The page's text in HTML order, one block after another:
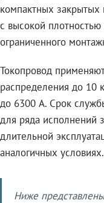
компактных закрытых
с высокой
ограниченного
Токопровод
распределения до 10
до 6300 А. Срок
для ряда исполнений
длительной
аналогичных условиях.
Ниже